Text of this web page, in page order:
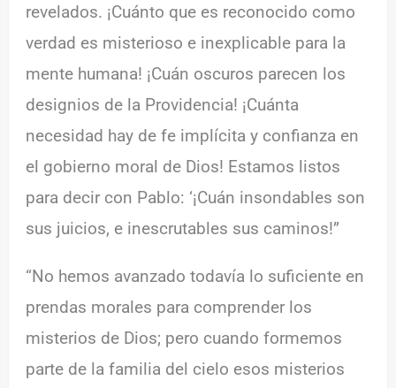
revelados. ¡Cuánto que es reconocido como
verdad es misterioso e inexplicable para la
mente humana! ¡Cuán oscuros parecen los
designios de la Providencia! ¡Cuánta
necesidad hay de fe implícita y confianza en
el gobierno moral de Dios! Estamos listos
para decir con Pablo: ‘¡Cuán insondables son
sus juicios, e inescrutables sus caminos!”
“No hemos avanzado todavía lo suficiente en
prendas morales para comprender los
misterios de Dios; pero cuando formemos
parte de la familia del cielo esos misterios